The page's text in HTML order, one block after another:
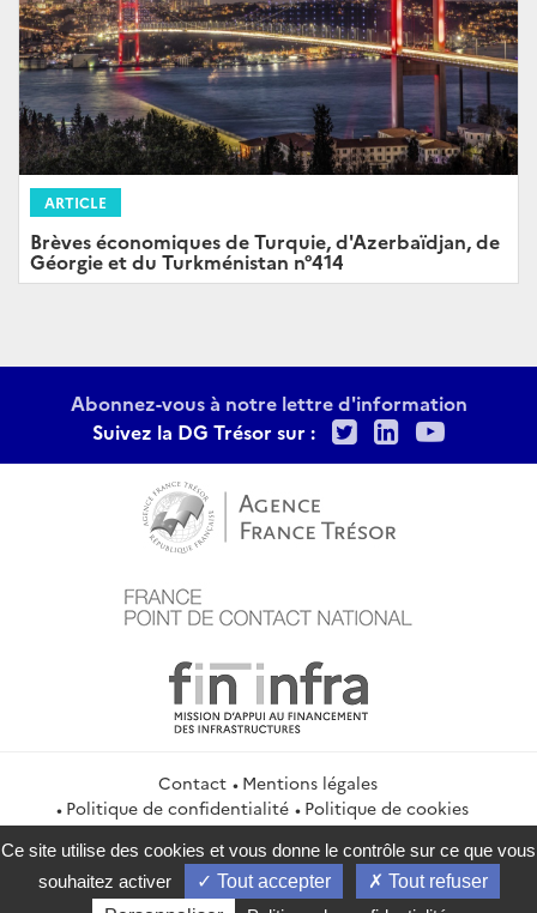
ARTICLE
Brèves économiques de Turquie, d'Azerbaïdjan, de
Géorgie et du Turkménistan n°414
Abonnez-vous à notre lettre d'information
Suivez la DG Trésor sur :
TwitterLinkedIn
Contact
Mentions légales
Politique de confidentialité
Politique de cookies
Gestion des cookies
Flux RSS
service-public.gouv.fr
legifrance.gouv.fr
info.gouv.fr
data.gouv.fr
Ce site utilise des cookies et vous donne le contrôle sur ce que vous
souhaitez activer
Tout accepter
Tout refuser